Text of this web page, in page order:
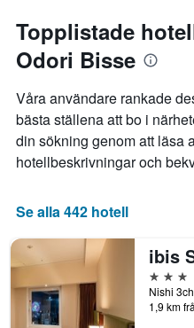
Topplistade
Odori Bisse
Våra användare rankade
bästa ställena att bo i
din sökning genom att läsa
hotellbeskrivningar och
Se alla 442 hotell
3
1,9 km